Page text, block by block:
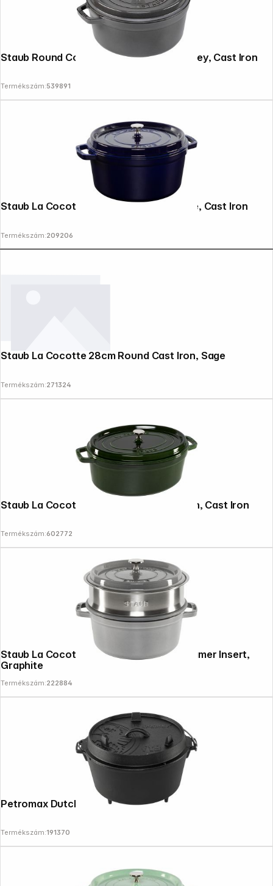
Staub Round Cocotte, 26cm Graphite Grey, Cast Iron
Termékszám:539891
Staub La Cocotte 28cm round, Dark Blue, Cast Iron
Termékszám:209206
Staub La Cocotte 28cm Round Cast Iron, Sage
Termékszám:271324
Staub La Cocotte 33cm oval, Basil Green, Cast Iron
Termékszám:602772
Staub La Cocotte 24cm round, with Steamer Insert,
Graphite
Termékszám:222884
Petromax Dutch Oven ft 9 with feet
Termékszám:191370